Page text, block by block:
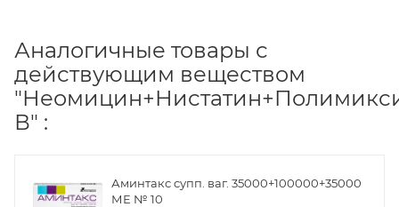
Аналогичные товары с
действующим веществом
В" :
Аминтакс супп. ваг. 35000+100000+35000
МЕ № 10